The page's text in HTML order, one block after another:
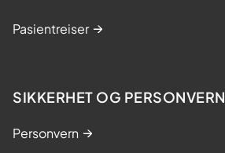
Pasientreiser
SIKKERHET OG PERSONVERN
Personvern